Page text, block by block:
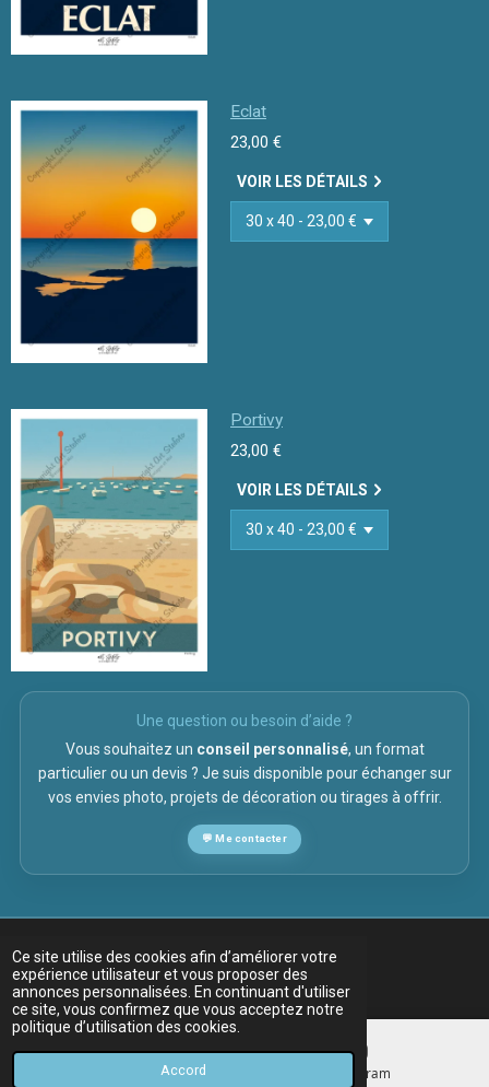
Ce site utilise des cookies afin d’améliorer votre
expérience utilisateur et vous proposer des
annonces personnalisées. En continuant d'utiliser
ce site, vous confirmez que vous acceptez notre
politique d’utilisation des cookies.
Accord
Eclat
23,00 €
VOIR LES DÉTAILS
Portivy
23,00 €
VOIR LES DÉTAILS
Une question ou besoin d’aide ?
Vous souhaitez un conseil personnalisé, un format
particulier ou un devis ? Je suis disponible pour échanger sur
vos envies photo, projets de décoration ou tirages à offrir.
💬 Me contacter
Instagram